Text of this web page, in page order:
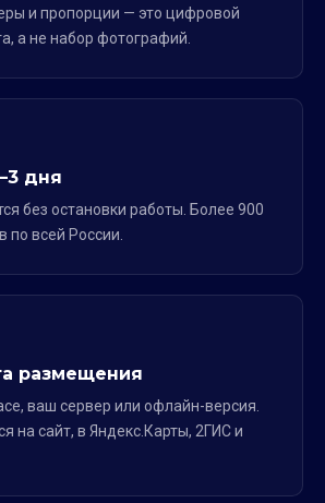
и пропорции — это цифровой
а не набор фотографий.
дня
без остановки работы. Более 900
по всей России.
размещения
ваш сервер или офлайн-версия.
на сайт, в Яндекс.Карты, 2ГИС и